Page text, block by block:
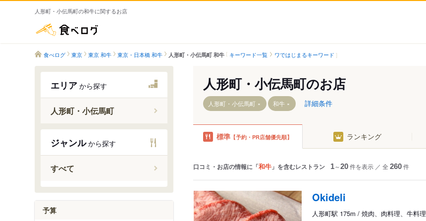
人形町・小伝馬町の和牛に関するお店
食べログ 東京 東京 和牛 東京・日本橋 和牛 人形町・小伝馬町 和牛 キーワード一覧 ワではじまるキーワード
エリア から探す
人形町・小伝馬町
東日本橋駅
馬喰横山駅
ジャンルから探す
すべて
予算
人形町・小伝馬町のお店
人形町・小伝馬町 和牛 詳細条件
標準 【予約・PR店舗優先順】 ランキング
口コミ・お店の情報に「和牛 」を含むレストラン 1～20件を表示 ／ 全 260件
Okideli
人形町駅 175m / 焼肉、肉料理、牛料理